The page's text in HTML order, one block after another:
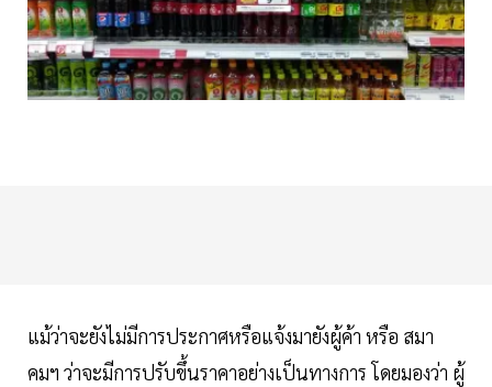
แม้ว่าจะยังไม่มีการประกาศหรือแจ้งมายังผู้ค้า หรือ สมา
คมฯ ว่าจะมีการปรับขึ้นราคาอย่างเป็นทางการ โดยมองว่า ผู้